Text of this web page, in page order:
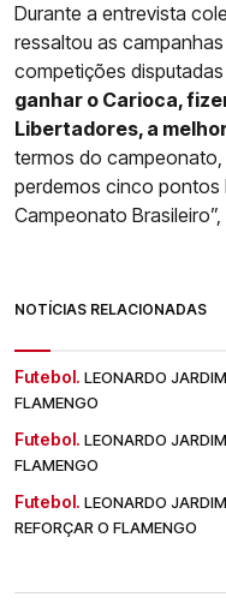
Durante a entrevista
ressaltou as
competições
ganhar o Carioca,
Libertadores, a
termos do
perdemos cinco pontos
Campeonato Brasileiro”,
NOTÍCIAS RELACIONADAS
Futebol. LEONARDO
FLAMENGO
Futebol. LEONARDO
FLAMENGO
Futebol. LEONARDO
REFORÇAR O FLAMENGO